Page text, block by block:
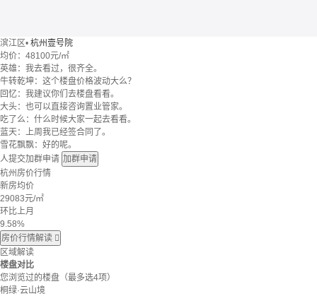
滨江区• 杭州壹号院
均价： 48100元/㎡
英雄：我去看过，很齐全。
牛转乾坤：这个楼盘价格波动大么？
回忆：我建议你们去楼盘看看。
大头：也可以直接咨询置业管家。
吃了么：什么时候大家一起去看看。
蓝天：上周我已经签合同了。
雪花飘飘：好的呢。
人提交加群申请 加群申请
杭州房价行情
新房均价
29083元/㎡
环比上月
9.58%
房价行情解读 
区域解读
楼盘对比
您浏览过的楼盘 （最多选4项）
桐绿·云山境